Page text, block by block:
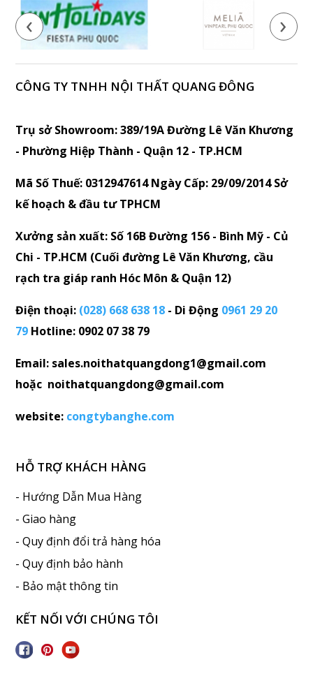
‹ ›
CÔNG TY TNHH NỘI THẤT QUANG ĐÔNG
Trụ sở Showroom: 389/19A Đường Lê Văn Khương
- Phường Hiệp Thành - Quận 12 - TP.HCM
Mã Số Thuế: 0312947614 Ngày Cấp: 29/09/2014 Sở
kế hoạch & đầu tư TPHCM
Xưởng sản xuất: Số 16B Đường 156 - Bình Mỹ - Củ
Chi - TP.HCM (Cuối đường Lê Văn Khương, cầu
rạch tra giáp ranh Hóc Môn & Quận 12)
Điện thoại: (028) 668 638 18 - Di Động 0961 29 20
79 Hotline: 0902 07 38 79
Email: sales.noithatquangdong1@gmail.com
hoặc noithatquangdong@gmail.com
website: congtybanghe.com
HỖ TRỢ KHÁCH HÀNG
- Hướng Dẫn Mua Hàng
- Giao hàng
- Quy định đổi trả hàng hóa
- Quy định bảo hành
- Bảo mật thông tin
KẾT NỐI VỚI CHÚNG TÔI